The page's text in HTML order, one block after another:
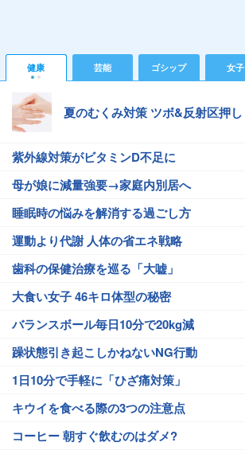
健康 芸能 ゴシップ 女子
夏のむくみ対策 ツボ&反射区押し
紫外線対策がビタミンD不足に
母が娘に減量強要→家庭内別居へ
睡眠時の悩みを解消する過ごし方
運動より代謝 人体の省エネ戦略
歯科の保健治療を巡る「大嘘」
大食い女子 46キロ体型の秘密
バランスボール毎日10分で20kg減
躁状態引き起こしかねないNG行動
1日10分で手軽に「ひざ痛対策」
キウイを食べる際の3つの注意点
コーヒー 朝すぐ飲むのはダメ?